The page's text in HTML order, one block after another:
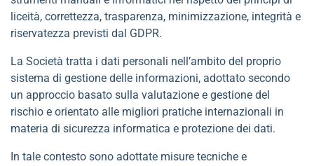
liceità, correttezza, trasparenza, minimizzazione, integrità e
riservatezza previsti dal GDPR.
La Società tratta i dati personali nell’ambito del proprio
sistema di gestione delle informazioni, adottato secondo
un approccio basato sulla valutazione e gestione del
rischio e orientato alle migliori pratiche internazionali in
materia di sicurezza informatica e protezione dei dati.
In tale contesto sono adottate misure tecniche e